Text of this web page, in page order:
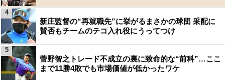
新庄監督の“再就職先”に挙がるまさかの球団 采配に
賛否もチームのテコ入れ役にうってつけ
4
菅野智之トレード不成立の裏に致命的な“前科”…ここ
まで11勝4敗でも市場価値が低かったワケ
5